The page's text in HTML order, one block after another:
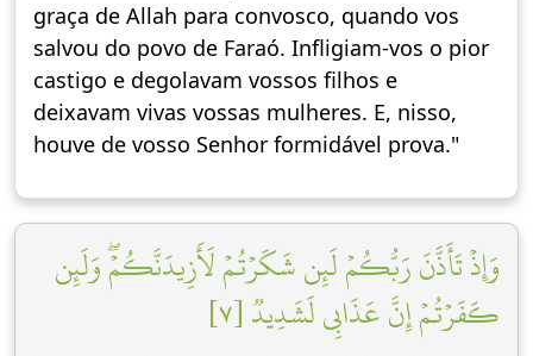
graça de Allah para convosco, quando vos
salvou do povo de Faraó. Infligiam-vos o pior
castigo e degolavam vossos filhos e
deixavam vivas vossas mulheres. E, nisso,
houve de vosso Senhor formidável prova."
وَإِذۡ تَأَذَّنَ رَبُّكُمۡ لَئِن شَكَرۡتُمۡ لَأَزِيدَنَّكُمۡۖ وَلَئِن
كَفَرۡتُمۡ إِنَّ عَذَابِي لَشَدِيدٞ [٧]